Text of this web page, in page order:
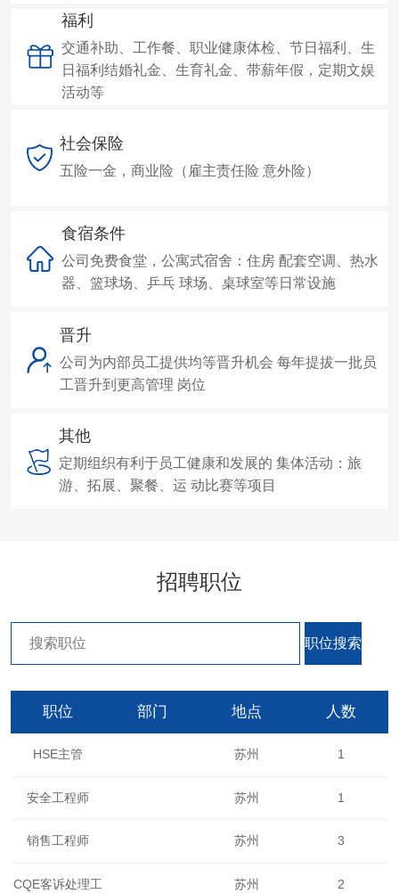
福利
交通补助、工作餐、职业健康体检、节日福利、生
日福利结婚礼金、生育礼金、带薪年假，定期文娱
活动等
社会保险
五险一金，商业险（雇主责任险 意外险）
食宿条件
公司免费食堂，公寓式宿舍：住房 配套空调、热水
器、篮球场、乒乓 球场、桌球室等日常设施
晋升
公司为内部员工提供均等晋升机会 每年提拔一批员
工晋升到更高管理 岗位
其他
定期组织有利于员工健康和发展的 集体活动：旅
游、拓展、聚餐、运 动比赛等项目
招聘职位
职位 部门 地点 人数
HSE主管 苏州 1
安全工程师 苏州 1
销售工程师 苏州 3
CQE客诉处理工 苏州 2